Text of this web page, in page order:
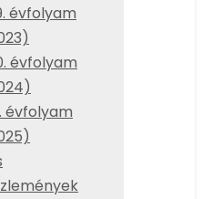
évfolyam
évfolyam
évfolyam